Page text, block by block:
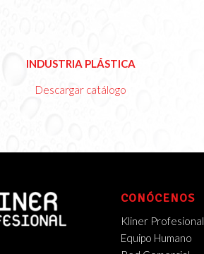
Ver
INDUSTRIA PLÁSTICA
Descargar catálogo
CONÓCENOS
Kliner Profesional
Equipo Humano